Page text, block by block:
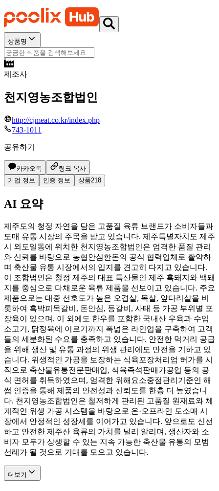
상품명
제조사
천지영농조합법인
http://cjmeat.co.kr/index.php
743-1011
공유하기
카카오톡
링크 복사
기업 정보
인증 정보 상품218
AI 요약
제주도의 청정 자연을 담은 고품질 육류 브랜드가 소비자들과
도매 유통 시장의 주목을 받고 있습니다. 제주특별자치도 제주
시 외도일동에 위치한 천지영농조합법인은 엄격한 품질 관리
와 신뢰를 바탕으로 농협안심한돈의 공식 협력업체로 활약하
며 축산물 유통 시장에서의 입지를 견고히 다지고 있습니다.
이 조합법인은 청정 제주의 대표 특산물인 제주 흑돼지와 백돼
지를 중심으로 다채로운 육류 제품을 선보이고 있습니다. 주요
제품으로는 대중 선호도가 높은 오겹살, 목살, 앞다리살을 비
롯하여 흑박피목갈비, 돈안심, 등갈비, 사태 등 가공 부위별 포
장육이 있으며, 이 외에도 한우를 포함한 국내산 우육과 수입
소고기, 닭정육에 이르기까지 폭넓은 라인업을 구축하여 고객
들의 세분화된 수요를 충족하고 있습니다. 안전한 먹거리 공급
을 위해 생산 및 유통 과정의 위생 관리에도 만전을 기하고 있
습니다. 위생적인 가공을 보장하는 식육포장처리업 허가를 시
작으로 축산물유통전문판매업, 식육즉석판매가공업 등의 공
식 면허를 취득하였으며, 엄격한 위해요소중점관리기준인 해
썹 인증을 통해 제품의 안전성과 신뢰도를 한층 더 높였습니
다. 천지영농조합법인은 철저하게 관리된 고품질 원재료와 체
계적인 위생 가공 시스템을 바탕으로 온·오프라인 도소매 시
장에서 안정적인 성장세를 이어가고 있습니다. 앞으로도 신선
하고 안전한 제주산 육류의 가치를 널리 알리며, 생산자와 소
비자 모두가 상생할 수 있는 지속 가능한 축산물 유통의 모범
선례가 될 것으로 기대를 모으고 있습니다.
더보기